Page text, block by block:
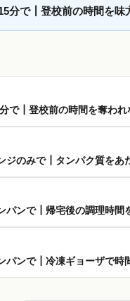
分で┃登校前の時間を味
で┃登校前の時間を奪われ
ジのみで┃タンパク質をあ
パンで┃帰宅後の調理時間
パンで┃冷凍ギョーザで時